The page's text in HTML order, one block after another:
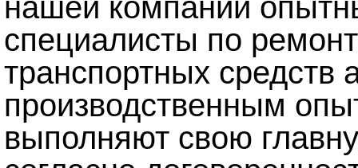
нашей компании
специалисты по
транспортных
производственным
выполняют свою